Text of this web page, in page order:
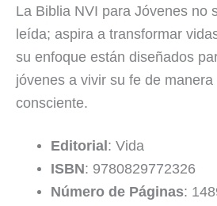
La Biblia NVI para Jóvenes no
leída; aspira a transformar
su enfoque están diseñados
jóvenes a vivir su fe de manera
consciente.
Editorial : Vida
ISBN: 9780829772326
Número de Páginas: